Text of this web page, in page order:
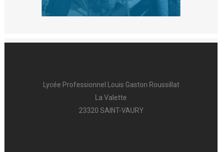
Lycée Professionnel Louis Gaston Roussillat
La Valette
23320 SAINT-VAURY